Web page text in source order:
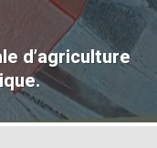
d’agriculture